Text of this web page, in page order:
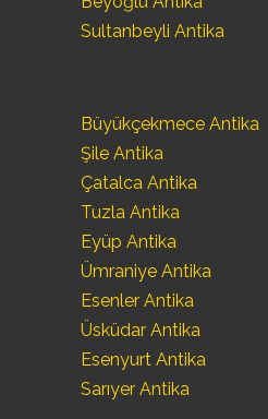
Sultanbeyli Antika
Büyükçekmece Antika
Şile Antika
Çatalca Antika
Tuzla Antika
Eyüp Antika
Ümraniye Antika
Esenler Antika
Üsküdar Antika
Esenyurt Antika
Sarıyer Antika